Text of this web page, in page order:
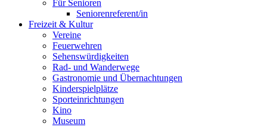
Für Senioren
Seniorenreferent/in
Freizeit & Kultur
Vereine
Feuerwehren
Sehenswürdigkeiten
Rad- und Wanderwege
Gastronomie und Übernachtungen
Kinderspielplätze
Sporteinrichtungen
Kino
Museum